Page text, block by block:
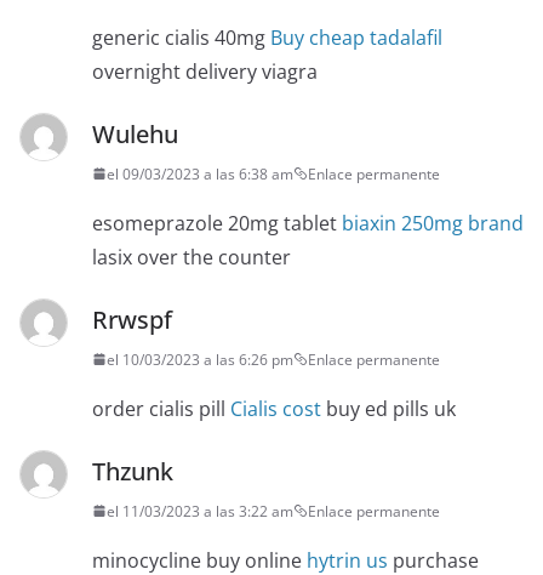
generic cialis 40mg Buy cheap tadalafil
overnight delivery viagra
Wulehu
el 09/03/2023 a las 6:38 am Enlace permanente
esomeprazole 20mg tablet biaxin 250mg brand
lasix over the counter
Rrwspf
el 10/03/2023 a las 6:26 pm Enlace permanente
order cialis pill Cialis cost buy ed pills uk
Thzunk
el 11/03/2023 a las 3:22 am Enlace permanente
minocycline buy online hytrin us purchase